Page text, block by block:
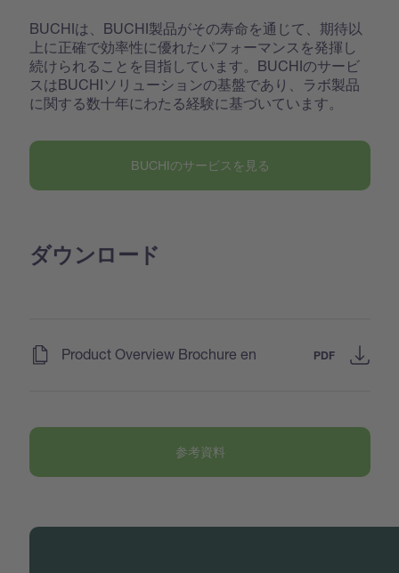
BUCHIは、BUCHI製品がその寿命を通じて、期待以
上に正確で効率性に優れたパフォーマンスを発揮し
続けられることを目指しています。BUCHIのサービ
スはBUCHIソリューションの基盤であり、ラボ製品
に関する数十年にわたる経験に基づいています。
BUCHIのサービスを見る
ダウンロード
Product Overview Brochure en PDF
参考資料